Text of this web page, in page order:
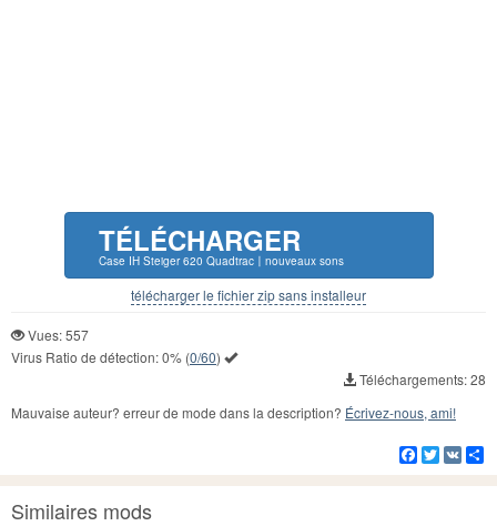
TÉLÉCHARGER
Case IH Steiger 620 Quadtrac〡nouveaux sons
télécharger le fichier zip sans installeur
Vues: 557
Virus Ratio de détection:0% (0/60)
Téléchargements: 28
Mauvaise auteur? erreur de mode dans la description? Écrivez-nous, ami!
Facebook
Twitter
VK
Similaires mods